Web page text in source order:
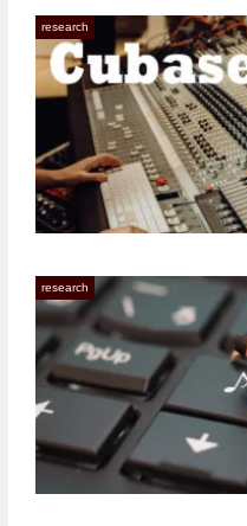
research
research